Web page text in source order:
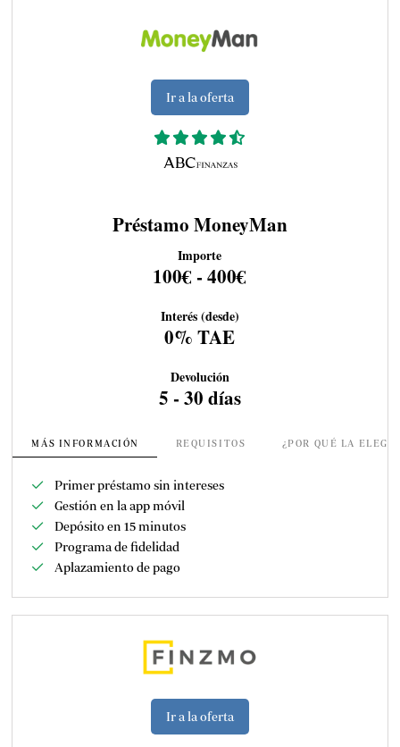
Ir a la oferta
Préstamo MoneyMan
Importe
100€ - 400€
Interés (desde)
0% TAE
Devolución
5 - 30 días
MÁS INFORMACIÓN REQUISITOS ¿POR QUÉ LA
Primer préstamo sin intereses
Gestión en la app móvil
Depósito en 15 minutos
Programa de fidelidad
Aplazamiento de pago
Ir a la oferta